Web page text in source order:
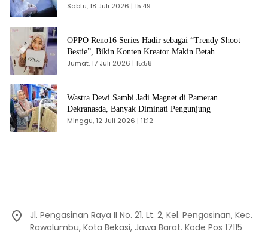
Sabtu, 18 Juli 2026 | 15:49
OPPO Reno16 Series Hadir sebagai “Trendy Shoot
Bestie”, Bikin Konten Kreator Makin Betah
Jumat, 17 Juli 2026 | 15:58
Wastra Dewi Sambi Jadi Magnet di Pameran
Dekranasda, Banyak Diminati Pengunjung
Minggu, 12 Juli 2026 | 11:12
Jl. Pengasinan Raya II No. 21, Lt. 2, Kel. Pengasinan, Kec.
Rawalumbu, Kota Bekasi, Jawa Barat. Kode Pos 17115